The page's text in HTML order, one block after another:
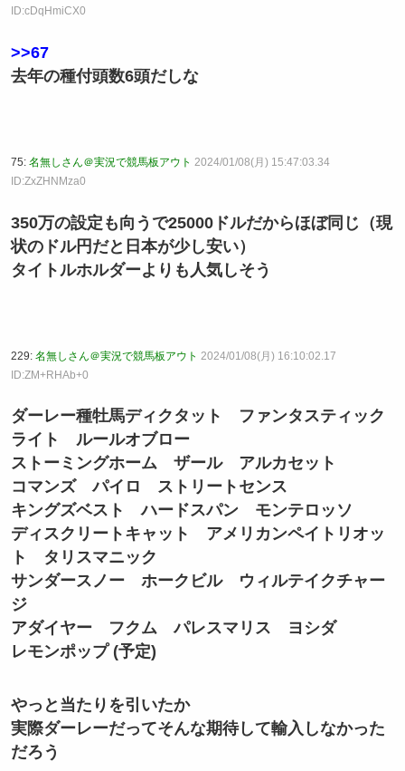
ID:cDqHmiCX0
>>67
去年の種付頭数6頭だしな
75: 名無しさん＠実況で競馬板アウト 2024/01/08(月) 15:47:03.34
ID:ZxZHNMza0
350万の設定も向うで25000ドルだからほぼ同じ（現
状のドル円だと日本が少し安い）
タイトルホルダーよりも人気しそう
229: 名無しさん＠実況で競馬板アウト 2024/01/08(月) 16:10:02.17
ID:ZM+RHAb+0
ダーレー種牡馬ディクタット ファンタスティック
ライト ルールオブロー
ストーミングホーム ザール アルカセット
コマンズ パイロ ストリートセンス
キングズベスト ハードスパン モンテロッソ
ディスクリートキャット アメリカンペイトリオッ
ト タリスマニック
サンダースノー ホークビル ウィルテイクチャー
ジ
アダイヤー フクム パレスマリス ヨシダ
レモンポップ (予定)
やっと当たりを引いたか
実際ダーレーだってそんな期待して輸入しなかった
だろう